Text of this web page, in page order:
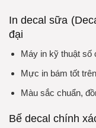
In decal sữa
đại
Máy in kỹ thuật số
Mực in bám tốt
Màu sắc chuẩn,
Bế decal chính